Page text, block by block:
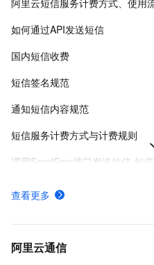
阿里云短信服务计费方式、使用
如何通过API发送短信
国内短信收费
短信签名规范
通知短信内容规范
短信服务计费方式与计费规则
调用SendSms接口发送短信-短
申请短信签名
查看更多
阿里云通信